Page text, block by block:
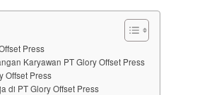
Press
Karyawan PT Glory Offset Press
Offset Press
di PT Glory Offset Press